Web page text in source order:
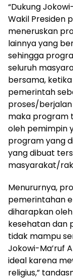
“Dukung
Wakil Presiden
meneruskan
lainnya yang
sehingga
seluruh
bersama,
pemerintah
proses/
maka program
oleh pemimpin
program yang
yang dibuat
masyarakat/
Menururnya,
pemerintahan
diharapkan
kesehatan dan
tidak mampu
Jokowi-Ma’ruf
ideal karena
religius,”